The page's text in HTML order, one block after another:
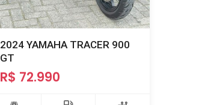
2024 YAMAHA TRACER 900
GT
R$ 72.990